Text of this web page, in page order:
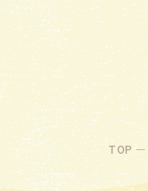
TOP